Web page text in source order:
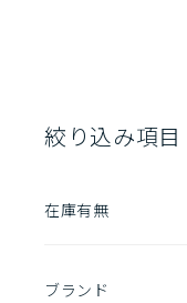
絞り込み項目
在庫有無
ブランド